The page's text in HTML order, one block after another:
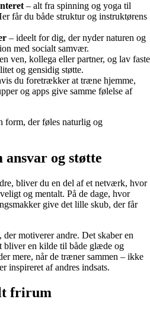
– alt fra spinning og yoga til
får du både struktur og instruktørens
– ideelt for dig, der nyder naturen og
med socialt samvær.
ven, kollega eller partner, og lav faste
og gensidig støtte.
du foretrækker at træne hjemme,
og apps give samme følelse af
form, der føles naturlig og
og støtte
bliver du en del af et netværk, hvor
og mentalt. På de dage, hvor
give det lille skub, der får
motiverer andre. Det skaber en
bliver en kilde til både glæde og
mere, når de træner sammen – ikke
inspireret af andres indsats.
frirum